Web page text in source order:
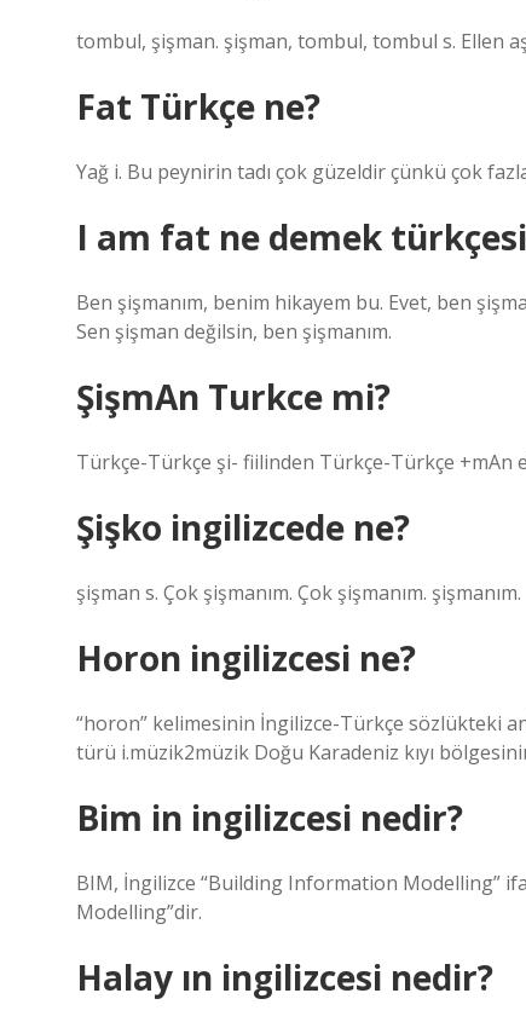
tombul, şişman. şişman, tombul, tombul s. Ellen
Fat Türkçe ne?
Yağ i. Bu peynirin tadı çok güzeldir çünkü çok
I am fat ne demek
Ben şişmanım, benim hikayem bu. Evet, ben
Sen şişman değilsin, ben şişmanım.
ŞişmAn Turkce mi?
Türkçe-Türkçe şi- fiilinden Türkçe-Türkçe +mAn
Şişko ingilizcede ne?
şişman s. Çok şişmanım. Çok şişmanım. şişmanım.
Horon ingilizcesi ne?
“horon” kelimesinin İngilizce-Türkçe sözlükteki
türü i.müzik2müzik Doğu Karadeniz kıyı
Bim in ingilizcesi nedir?
BIM, İngilizce “Building Information Modelling”
Modelling”dir.
Halay ın ingilizcesi nedir?